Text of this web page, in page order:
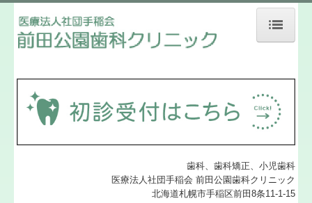
診療案内
歯科、歯科矯正、小児歯科
医療法人社団手稲会 前田公園歯科クリニック
北海道札幌市手稲区前田8条11-1-15